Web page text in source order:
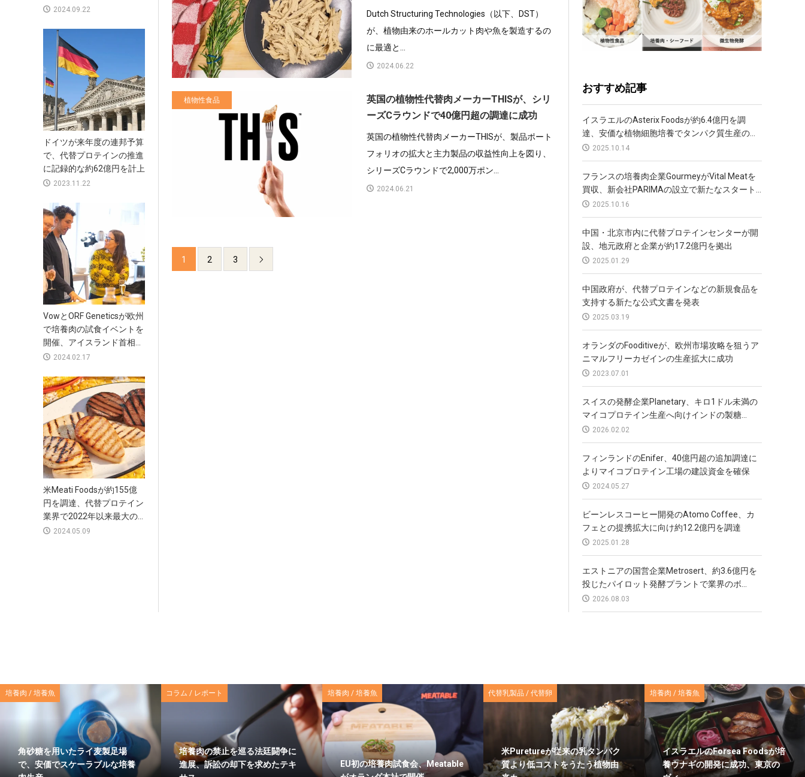
Dutch Structuring Technologies（以下、DST）
が、植物由来のホールカット肉や魚を製造するの
に最適と...
2024.06.22
植物性食品
英国の植物性代替肉メーカーTHISが、シリ
ーズCラウンドで40億円超の調達に成功
英国の植物性代替肉メーカーTHISが、製品ポート
フォリオの拡大と主力製品の収益性向上を図り、
シリーズCラウンドで2,000万ポン...
2024.06.21
1 2 3 
2024.09.22
ドイツが来年度の連邦予算
で、代替プロテインの推進
に記録的な約62億円を計上
2023.11.22
VowとORF Geneticsが欧州
で培養肉の試食イベントを
開催、アイスランド首相...
2024.02.17
米Meati Foodsが約155億
円を調達、代替プロテイン
業界で2022年以来最大の...
2024.05.09
おすすめ記事
イスラエルのAsterix Foodsが約6.4億円を調
達、安価な植物細胞培養でタンパク質生産の...
2025.10.14
フランスの培養肉企業GourmeyがVital Meatを
買収、新会社PARIMAの設立で新たなスタート...
2025.10.16
中国・北京市内に代替プロテインセンターが開
設、地元政府と企業が約17.2億円を拠出
2025.01.29
中国政府が、代替プロテインなどの新規食品を
支持する新たな公式文書を発表
2025.03.19
オランダのFooditiveが、欧州市場攻略を狙うア
ニマルフリーカゼインの生産拡大に成功
2023.07.01
スイスの発酵企業Planetary、キロ1ドル未満の
マイコプロテイン生産へ向けインドの製糖...
2026.02.02
フィンランドのEnifer、40億円超の追加調達に
よりマイコプロテイン工場の建設資金を確保
2024.05.27
ビーンレスコーヒー開発のAtomo Coffee、カ
フェとの提携拡大に向け約12.2億円を調達
2025.01.28
エストニアの国営企業Metrosert、約3.6億円を
投じたパイロット発酵プラントで業界のボ...
2026.08.03
培養肉 / 培養魚
角砂糖を用いたライ麦製足場
で、安価でスケーラブルな培養
コラム / レポート
培養肉の禁止を巡る法廷闘争に
進展、訴訟の却下を求めたテキ
培養肉 / 培養魚
EU初の培養肉試食会、Meatable
代替乳製品 / 代替卵
米Puretureが従来の乳タンパク
質より低コストをうたう植物由
培養肉 / 培養魚
イスラエルのForsea Foodsが培
養ウナギの開発に成功、東京の